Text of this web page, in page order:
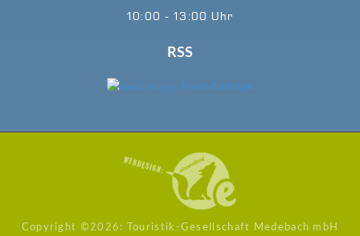
10:00 - 13:00 Uhr
RSS
Feed-Einträge
Copyright ©2026: Touristik-Gesellschaft Medebach mbH